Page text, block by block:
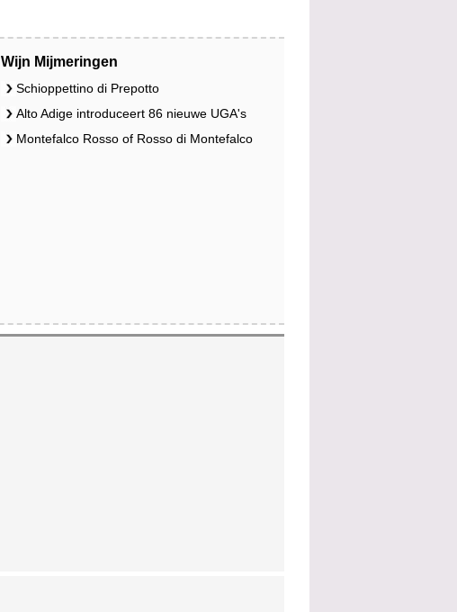
Wijn Mijmeringen
Schioppettino di Prepotto
Alto Adige introduceert 86 nieuwe UGA's
Montefalco Rosso of Rosso di Montefalco